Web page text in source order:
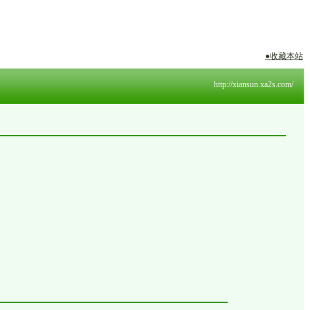
●收藏本站
迎来电咨询～ http://xiansun.xa2s.com/